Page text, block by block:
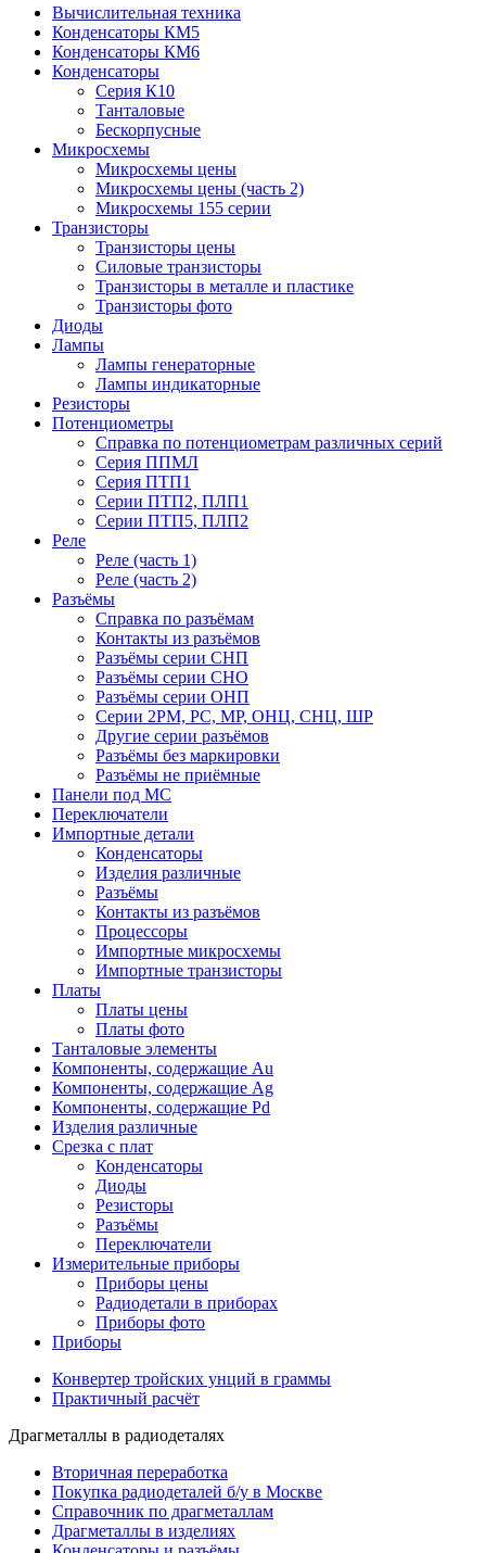
Вычислительная техника
Конденсаторы КМ5
Конденсаторы КМ6
Конденсаторы
Серия К10
Танталовые
Бескорпусные
Микросхемы
Микросхемы цены
Микросхемы цены (часть 2)
Микросхемы 155 серии
Транзисторы
Транзисторы цены
Силовые транзисторы
Транзисторы в металле и пластике
Транзисторы фото
Диоды
Лампы
Лампы генераторные
Лампы индикаторные
Резисторы
Потенциометры
Справка по потенциометрам различных серий
Серия ППМЛ
Серия ПТП1
Серии ПТП2, ПЛП1
Серии ПТП5, ПЛП2
Реле
Реле (часть 1)
Реле (часть 2)
Разъёмы
Справка по разъёмам
Контакты из разъёмов
Разъёмы серии СНП
Разъёмы серии СНО
Разъёмы серии ОНП
Серии 2РМ, РС, МР, ОНЦ, СНЦ, ШР
Другие серии разъёмов
Разъёмы без маркировки
Разъёмы не приёмные
Панели под МС
Переключатели
Импортные детали
Конденсаторы
Изделия различные
Разъёмы
Контакты из разъёмов
Процессоры
Импортные микросхемы
Импортные транзисторы
Платы
Платы цены
Платы фото
Танталовые элементы
Компоненты, содержащие Au
Компоненты, содержащие Ag
Компоненты, содержащие Pd
Изделия различные
Срезка с плат
Конденсаторы
Диоды
Резисторы
Разъёмы
Переключатели
Измерительные приборы
Приборы цены
Радиодетали в приборах
Приборы фото
Приборы
Конвертер тройских унций в граммы
Практичный расчёт
Драгметаллы в радиодеталях
Вторичная переработка
Покупка радиодеталей б/у в Москве
Справочник по драгметаллам
Драгметаллы в изделиях